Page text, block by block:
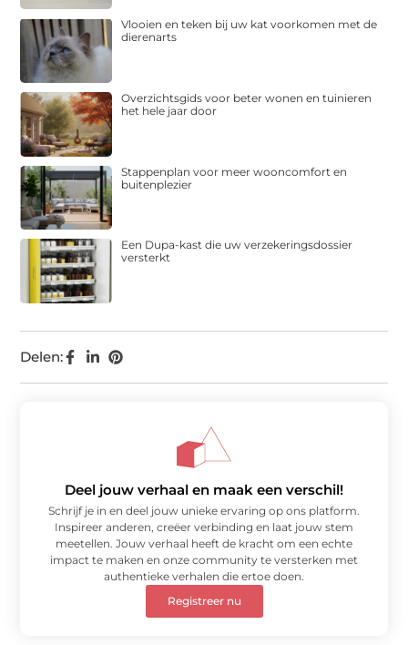
Delen:
Vlooien en teken bij uw kat voorkomen met de
dierenarts
Overzichtsgids voor beter wonen en tuinieren
het hele jaar door
Stappenplan voor meer wooncomfort en
buitenplezier
Een Dupa-kast die uw verzekeringsdossier
versterkt
Deel jouw verhaal en maak een verschil!
Schrijf je in en deel jouw unieke ervaring op ons platform.
Inspireer anderen, creëer verbinding en laat jouw stem
meetellen. Jouw verhaal heeft de kracht om een echte
impact te maken en onze community te versterken met
authentieke verhalen die ertoe doen.
Registreer nu